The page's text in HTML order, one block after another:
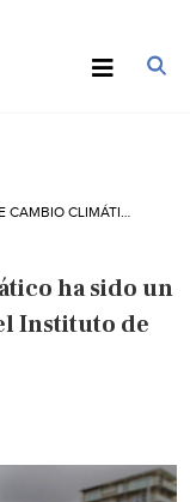
ha sido un
Instituto de